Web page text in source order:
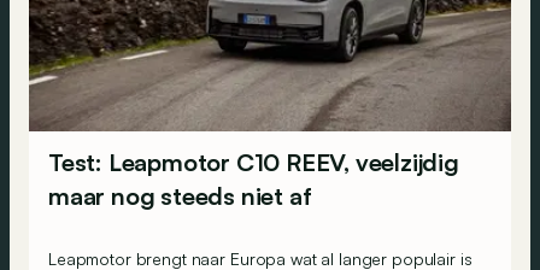
Test: Leapmotor C10 REEV, veelzijdig
maar nog steeds niet af
Leapmotor brengt naar Europa wat al langer populair is